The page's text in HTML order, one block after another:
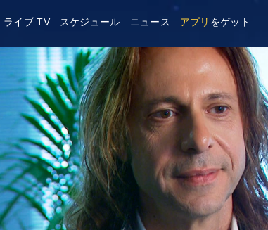
ライブ TV スケジュール ニュース アプリ をゲット